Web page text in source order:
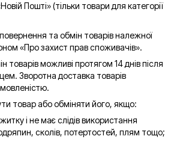
Пошті» (тільки товари для категорії
та обмін товарів належної
«Про захист прав споживачів».
товарів можливі протягом 14 днів після
Зворотна доставка товарів
товар або обміняти його, якщо:
і не має слідів використання
сколів, потертостей, плям тощо;